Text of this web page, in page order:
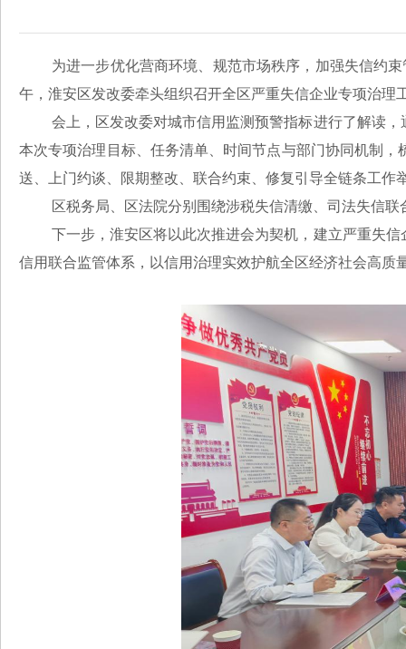
为进一步优化营商环境、规范市场秩序，加强失信约
午，淮安区发改委牵头组织召开全区严重失信企业专项治
会上，区发改委对城市信用监测预警指标进行了解读
本次专项治理目标、任务清单、时间节点与部门协同机制
送、上门约谈、限期整改、联合约束、修复引导全链条工作
区税务局、区法院分别围绕涉税失信清缴、司法失信联
下一步，淮安区将以此次推进会为契机，建立严重失
信用联合监管体系，以信用治理实效护航全区经济社会高质